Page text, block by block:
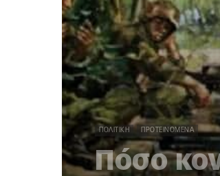
ΠΟΛΙΤΙΚΉ ΠΡΟΤΕΙΝΌΜΕΝΑ
Πόσο